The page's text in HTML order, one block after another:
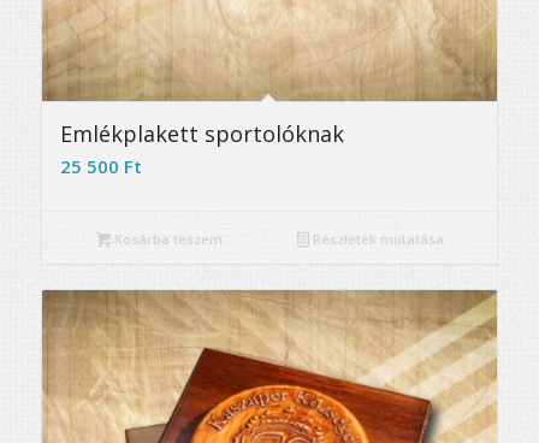
Emlékplakett sportolóknak
25 500 Ft
Kosárba teszem Részletek mutatása